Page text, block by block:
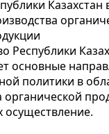
Казахстан
Республики
основные
политики в
органической
осуществление.